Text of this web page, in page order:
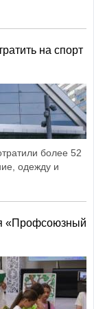
на спорт
более 52
одежду и
«Профсоюзный